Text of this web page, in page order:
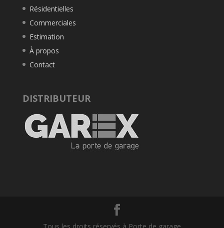
Résidentielles
Commerciales
Estimation
À propos
Contact
DISTRIBUTEUR